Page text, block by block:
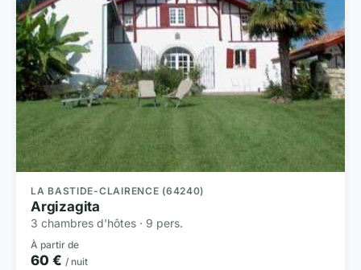
LA BASTIDE-CLAIRENCE (64240)
Argizagita
3 chambres d'hôtes · 9 pers.
À partir de
60 € / nuit